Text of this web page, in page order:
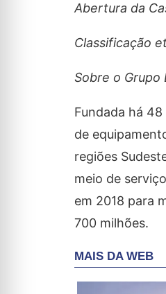
Abertura da
Classificação
Sobre o Grupo
Fundada há
de
regiões
meio de
em 2018 para
700 milhões.